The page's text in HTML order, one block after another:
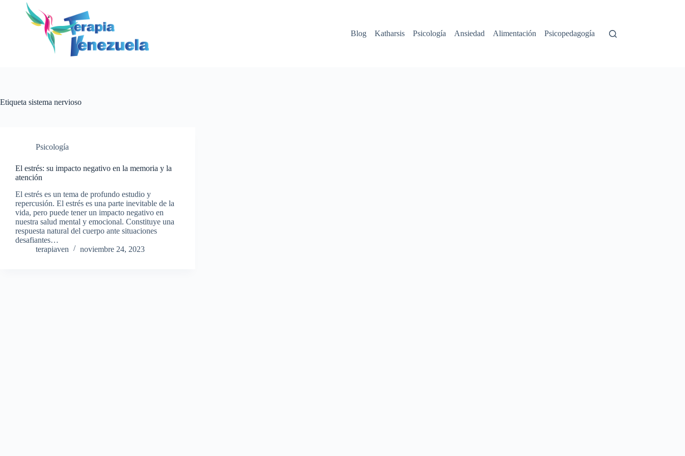
contenido
Blog
Katharsis Psicología Ansiedad Alimentación Psicopedagogía
Etiqueta sistema nervioso
Psicología
El estrés: su impacto negativo en la memoria y la
atención
El estrés es un tema de profundo estudio y
repercusión. El estrés es una parte inevitable de la
vida, pero puede tener un impacto negativo en
nuestra salud mental y emocional. Constituye una
respuesta natural del cuerpo ante situaciones
desafiantes…
terapiaven
noviembre 24, 2023